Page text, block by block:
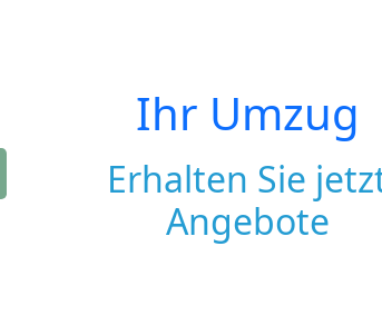
Ihr Umzug
Erhalten Sie
Angebote